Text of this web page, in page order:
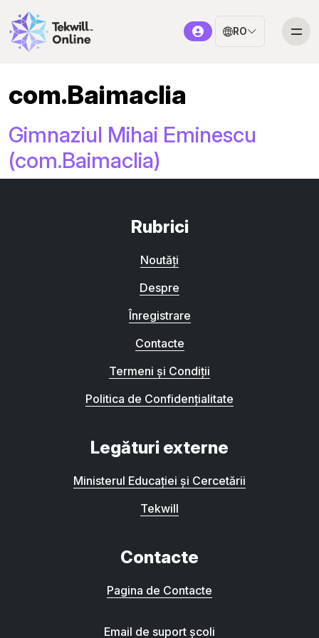
RO
com.Baimaclia
Gimnaziul Mihai Eminescu
(com.Baimaclia)
Rubrici
Noutăți
Despre
Înregistrare
Contacte
Termeni și Condiții
Politica de Confidențialitate
Legături externe
Ministerul Educației și Cercetării
Tekwill
Contacte
Pagina de Contacte
Email de suport școli